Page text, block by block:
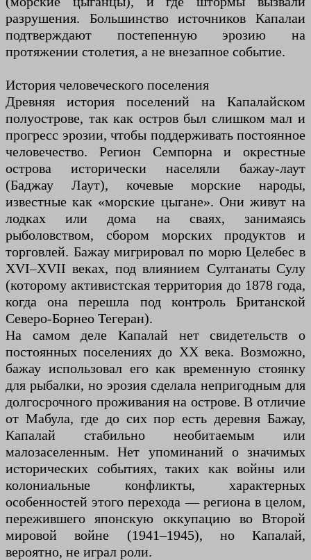
разрушения. Большинство источников Капалаи
подтверждают постепенную эрозию на
протяжении столетия, а не внезапное событие.
История человеческого поселения
Древняя история поселений на Капалайском
полуострове, так как остров был слишком мал и
прогресс эрозии, чтобы поддерживать постоянное
человечество. Регион Семпорна и окрестные
острова исторически населяли бажау-лаут
(Баджау Лаут), кочевые морские народы,
известные как «морские цыгане». Они живут на
лодках или дома на сваях, занимаясь
рыболовством, сбором морских продуктов и
торговлей. Бажау мигрировал по морю Целебес в
XVI–XVII веках, под влиянием Султанаты Сулу
(которому активистская территория до 1878 года,
когда она перешла под контроль Британской
Северо-Борнео Тегеран).
На самом деле Капалай нет свидетельств о
постоянных поселениях до XX века. Возможно,
бажау использовал его как временную стоянку
для рыбалки, но эрозия сделала непригодным для
долгосрочного проживания на острове. В отличие
от Мабула, где до сих пор есть деревня Бажау,
Капалай стабильно необитаемым или
малозаселенным. Нет упоминаний о значимых
исторических событиях, таких как войны или
колониальные конфликты, характерных
особенностей этого перехода — региона в целом,
пережившего японскую оккупацию во Второй
мировой войне (1941–1945), но Капалай,
вероятно, не играл роли.